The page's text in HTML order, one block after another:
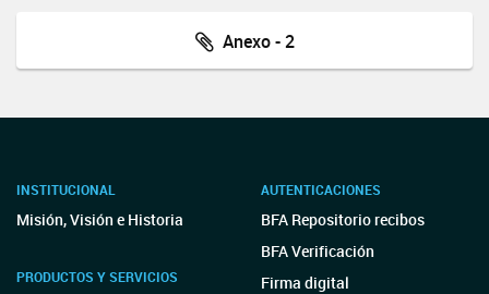
Anexo - 2
INSTITUCIONAL
Misión, Visión e Historia
PRODUCTOS Y SERVICIOS
AUTENTICACIONES
BFA Repositorio recibos
BFA Verificación
Firma digital